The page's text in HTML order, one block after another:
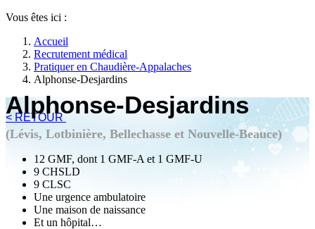
Vous êtes ici :
Accueil
Recrutement médical
Pratiquer en Chaudière-Appalaches
Alphonse-Desjardins
< RETOUR
Alphonse-Desjardins
(Lévis, Lotbinière, Bellechasse et Nouvelle-Beauce)
12 GMF, dont 1 GMF-A et 1 GMF-U
9 CHSLD
9 CLSC
Une urgence ambulatoire
Une maison de naissance
Et un hôpital…